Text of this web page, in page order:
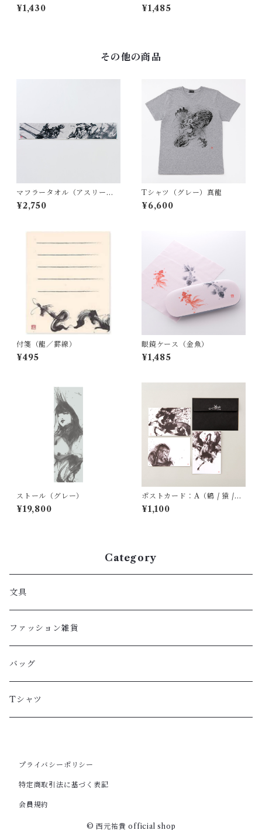
¥1,430 ¥1,485
その他の商品
マフラータオル（アスリー
ト）
¥2,750
Tシャツ（グレー）真龍
¥6,600
付箋（龍／罫線）
¥495
眼鏡ケース（金魚）
¥1,485
ストール（グレー）
¥19,800
ポストカード：A（鶴 / 猿 /
馬）
¥1,100
Category
文具
ファッション雑貨
バッグ
Tシャツ
プライバシーポリシー
特定商取引法に基づく表記
会員規約
© 西元祐貴 official shop